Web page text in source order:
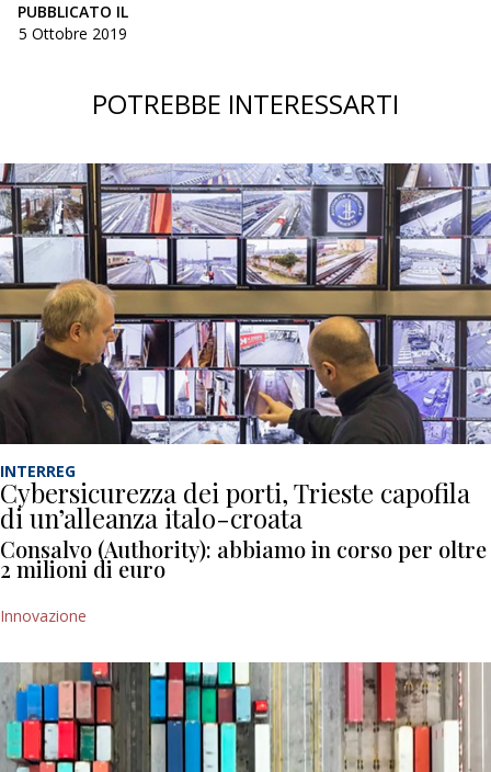
PUBBLICATO IL
5 Ottobre 2019
POTREBBE INTERESSARTI
INTERREG
Cybersicurezza dei porti, Trieste capofila
di un’alleanza italo-croata
Consalvo (Authority): abbiamo in corso per oltre
2 milioni di euro
Innovazione